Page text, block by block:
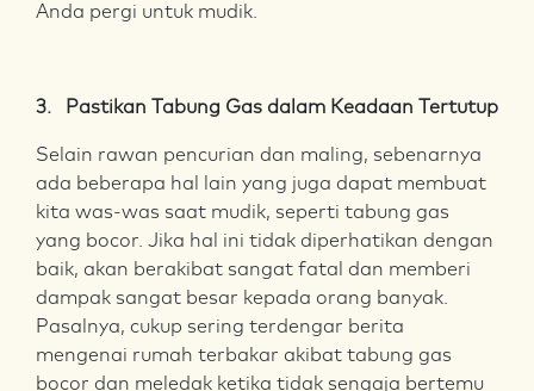
Anda pergi untuk mudik.
3. Pastikan Tabung Gas dalam Keadaan Tertutup
Selain rawan pencurian dan maling, sebenarnya
ada beberapa hal lain yang juga dapat membuat
kita was-was saat mudik, seperti tabung gas
yang bocor. Jika hal ini tidak diperhatikan dengan
baik, akan berakibat sangat fatal dan memberi
dampak sangat besar kepada orang banyak.
Pasalnya, cukup sering terdengar berita
mengenai rumah terbakar akibat tabung gas
bocor dan meledak ketika tidak sengaja bertemu